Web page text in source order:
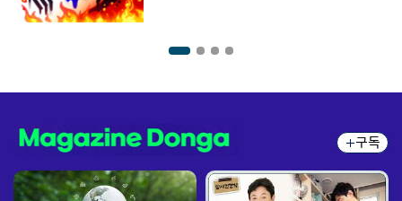
구독